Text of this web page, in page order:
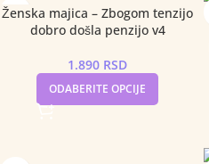
Ženska majica – Zbogom tenzijo
dobro došla penzijo v4
1.890 RSD
ODABERITE OPCIJE